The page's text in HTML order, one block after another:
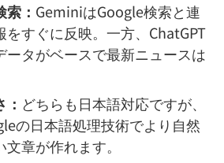
： GeminiはGoogle検索と連
をすぐに反映。一方、ChatGPT
ータがベースで最新ニュースは
どちらも日本語対応ですが、
の日本語処理技術でより自然
章が作れます。